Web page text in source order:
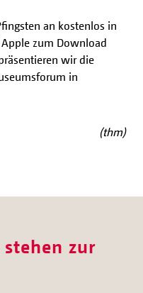
an kostenlos in
zum Download
wir die
in
(thm)
zur